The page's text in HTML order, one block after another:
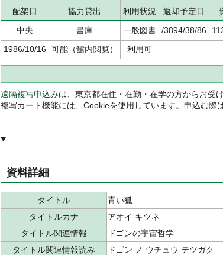
配架日
協力貸出 利用状況 返却予定日
中央
書庫 一般図書 /3894/38/86
1986/10/16 可能（館内閲覧） 利用可
遠隔複写申込みは、東京都在住・在勤・在学の方からお受
複写カート機能には、Cookieを使用しています。申込む際
資料詳細
タイトル
青い狐
タイトルカナ
アオイ キツネ
タイトル関連情報
ドゴンの宇宙哲学
タイトル関連情報読み
ドゴン ノ ウチュウ テツガク